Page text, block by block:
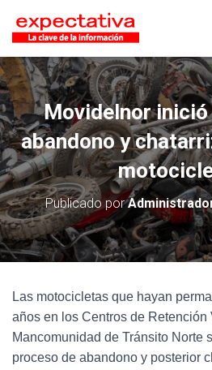
Movidelnor
abandono y
Publicado por
Las motocicletas que hayan
años en los Centros de Retención
Mancomunidad de Tránsito Norte
proceso de abandono y posterior